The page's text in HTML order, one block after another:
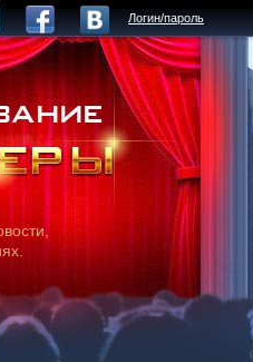
Логин/пароль